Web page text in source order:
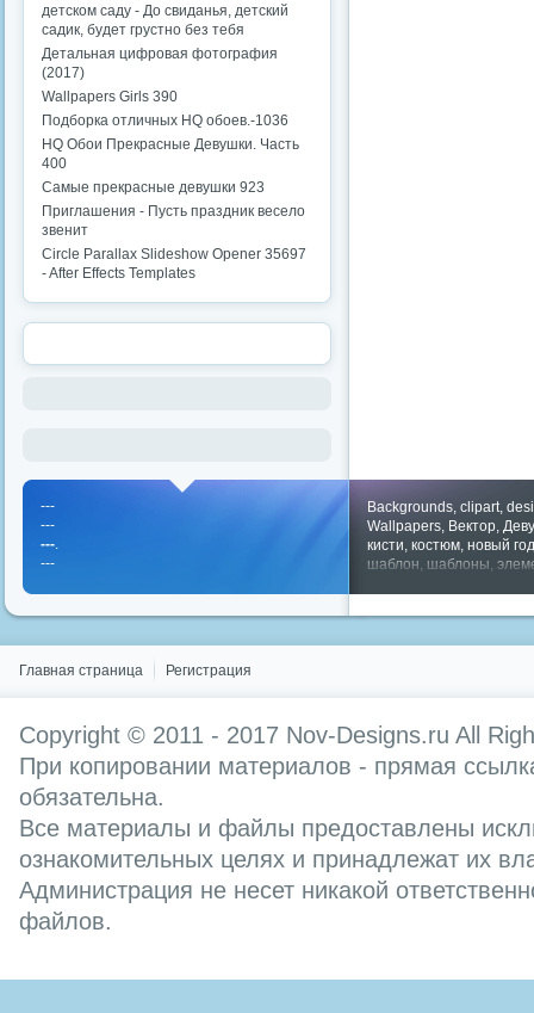
детском саду - До свиданья, детский
садик, будет грустно без тебя
Детальная цифровая фотография
(2017)
Wallpapers Girls 390
Подборка отличных HQ обоев.-1036
HQ Обои Прекрасные Девушки. Часть
400
Самые прекрасные девушки 923
Приглашения - Пусть праздник весело
звенит
Circle Parallax Slideshow Opener 35697
- After Effects Templates
Backgrounds, clipart,
Wallpapers, Вектор,
кисти, костюм, новый год
шаблон, шаблоны,
---
---
---.
---
Главная страница Регистрация
Copyright © 2011 - 2017 Nov-Designs.ru All
При копировании материалов - прямая
обязательна.
Все материалы и файлы предоставлены
ознакомительных целях и принадлежат их
Администрация не несет никакой
файлов.